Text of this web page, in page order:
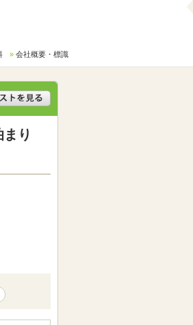
会社概要・標識
り